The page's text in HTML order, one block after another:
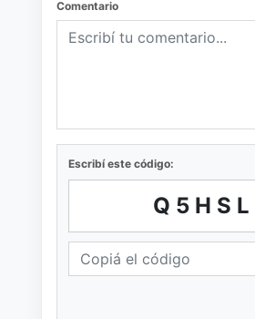
Comentario
Escribí este código:
Q5HSL